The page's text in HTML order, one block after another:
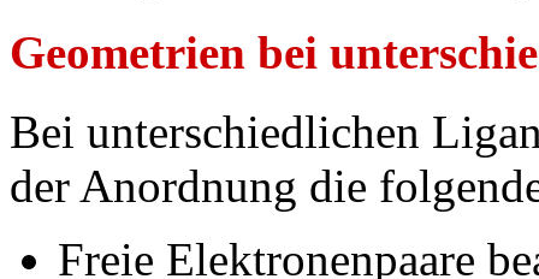
Geometrien bei
Bei unterschiedlichen
der Anordnung die
Freie Elektronenpaare